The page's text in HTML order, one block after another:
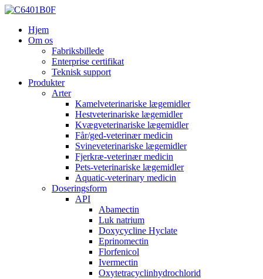
Hjem
Om os
Fabriksbillede
Enterprise certifikat
Teknisk support
Produkter
Arter
Kamelveterinariske lægemidler
Hestveterinariske lægemidler
Kvægveterinariske lægemidler
Får/ged-veterinær medicin
Svineveterinariske lægemidler
Fjerkræ-veterinær medicin
Pets-veterinariske lægemidler
Aquatic-veterinary medicin
Doseringsform
API
Abamectin
Luk natrium
Doxycycline Hyclate
Eprinomectin
Florfenicol
Ivermectin
Oxytetracyclinhydrochlorid